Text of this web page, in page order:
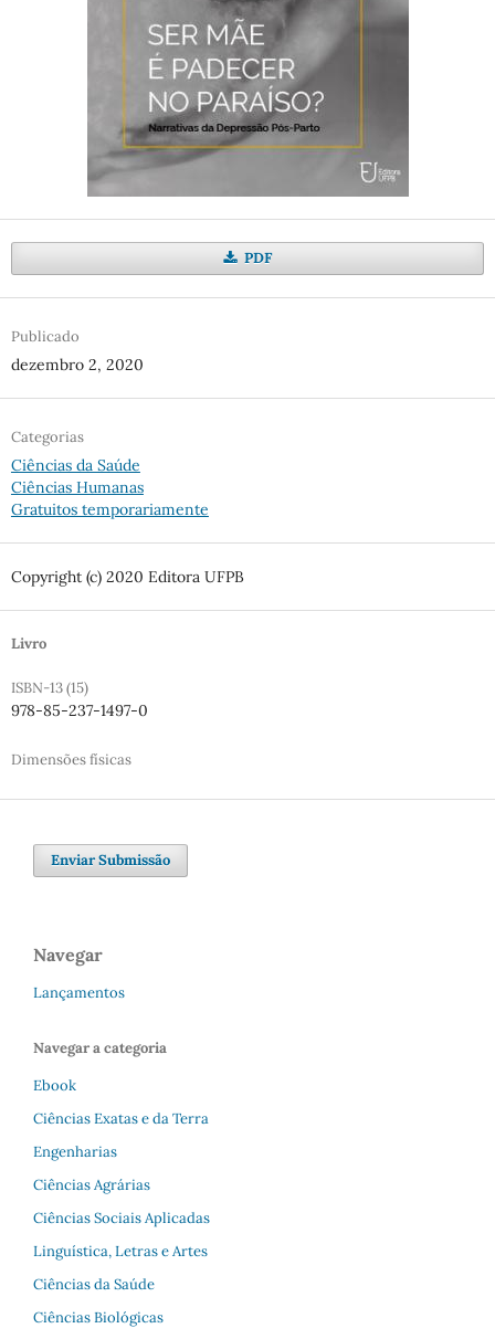
PDF
Publicado
dezembro 2, 2020
Categorias
Ciências da Saúde
Ciências Humanas
Gratuitos temporariamente
Copyright (c) 2020 Editora UFPB
Livro
ISBN-13 (15)
978-85-237-1497-0
Dimensões físicas
Enviar Submissão
Navegar
Lançamentos
Navegar a categoria
Ebook
Ciências Exatas e da Terra
Engenharias
Ciências Agrárias
Ciências Sociais Aplicadas
Linguística, Letras e Artes
Ciências da Saúde
Ciências Biológicas